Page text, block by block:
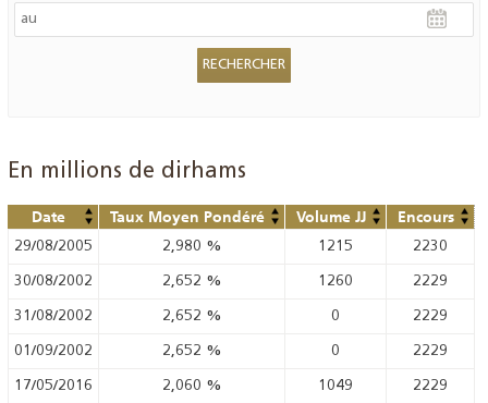
En millions de dirhams
Date Taux Moyen Pondéré Volume JJ Encours
29/08/2005 2,980 % 1215 2230
30/08/2002 2,652 % 1260 2229
31/08/2002 2,652 % 0 2229
01/09/2002 2,652 % 0 2229
17/05/2016 2,060 % 1049 2229